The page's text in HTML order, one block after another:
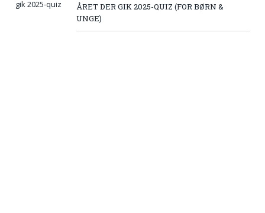
ÅRET DER GIK 2025-QUIZ (FOR BØRN &
UNGE)